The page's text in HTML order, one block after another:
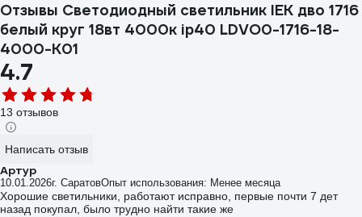
Отзывы Светодиодный светильник IEK дво 1716
белый круг 18вт 4000к ip40 LDVO0-1716-18-
4000-K01
4.7
13 отзывов
Написать отзыв
Артур
10.01.2026г. СаратовОпыт использования: Менее месяца
Хорошие светильники, работают исправно, первые почти 7 дет
назад покупал, было трудно найти такие же